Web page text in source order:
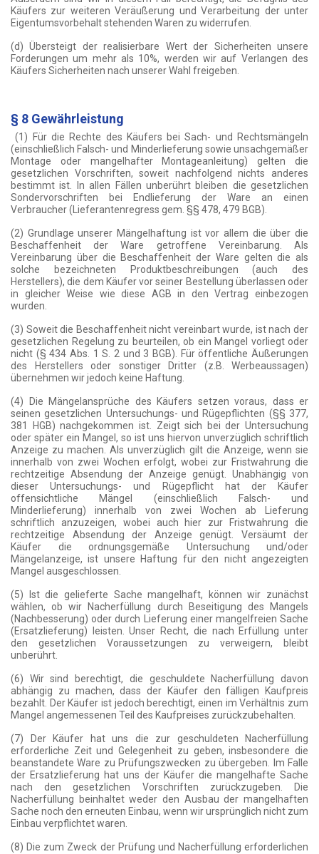
Käufers zur weiteren Veräußerung und Verarbeitung der unter
Eigentumsvorbehalt stehenden Waren zu widerrufen.
(d) Übersteigt der realisierbare Wert der Sicherheiten unsere
Forderungen um mehr als 10%, werden wir auf Verlangen des
Käufers Sicherheiten nach unserer Wahl freigeben.
§ 8 Gewährleistung
(1) Für die Rechte des Käufers bei Sach- und Rechtsmängeln
(einschließlich Falsch- und Minderlieferung sowie unsachgemäßer
Montage oder mangelhafter Montageanleitung) gelten die
gesetzlichen Vorschriften, soweit nachfolgend nichts anderes
bestimmt ist. In allen Fällen unberührt bleiben die gesetzlichen
Sondervorschriften bei Endlieferung der Ware an einen
Verbraucher (Lieferantenregress gem. §§ 478, 479 BGB).
(2) Grundlage unserer Mängelhaftung ist vor allem die über die
Beschaffenheit der Ware getroffene Vereinbarung. Als
Vereinbarung über die Beschaffenheit der Ware gelten die als
solche bezeichneten Produktbeschreibungen (auch des
Herstellers), die dem Käufer vor seiner Bestellung überlassen oder
in gleicher Weise wie diese AGB in den Vertrag einbezogen
wurden.
(3) Soweit die Beschaffenheit nicht vereinbart wurde, ist nach der
gesetzlichen Regelung zu beurteilen, ob ein Mangel vorliegt oder
nicht (§ 434 Abs. 1 S. 2 und 3 BGB). Für öffentliche Äußerungen
des Herstellers oder sonstiger Dritter (z.B. Werbeaussagen)
übernehmen wir jedoch keine Haftung.
(4) Die Mängelansprüche des Käufers setzen voraus, dass er
seinen gesetzlichen Untersuchungs- und Rügepflichten (§§ 377,
381 HGB) nachgekommen ist. Zeigt sich bei der Untersuchung
oder später ein Mangel, so ist uns hiervon unverzüglich schriftlich
Anzeige zu machen. Als unverzüglich gilt die Anzeige, wenn sie
innerhalb von zwei Wochen erfolgt, wobei zur Fristwahrung die
rechtzeitige Absendung der Anzeige genügt. Unabhängig von
dieser Untersuchungs- und Rügepflicht hat der Käufer
offensichtliche Mängel (einschließlich Falsch- und
Minderlieferung) innerhalb von zwei Wochen ab Lieferung
schriftlich anzuzeigen, wobei auch hier zur Fristwahrung die
rechtzeitige Absendung der Anzeige genügt. Versäumt der
Käufer die ordnungsgemäße Untersuchung und/oder
Mängelanzeige, ist unsere Haftung für den nicht angezeigten
Mangel ausgeschlossen.
(5) Ist die gelieferte Sache mangelhaft, können wir zunächst
wählen, ob wir Nacherfüllung durch Beseitigung des Mangels
(Nachbesserung) oder durch Lieferung einer mangelfreien Sache
(Ersatzlieferung) leisten. Unser Recht, die nach Erfüllung unter
den gesetzlichen Voraussetzungen zu verweigern, bleibt
unberührt.
(6) Wir sind berechtigt, die geschuldete Nacherfüllung davon
abhängig zu machen, dass der Käufer den fälligen Kaufpreis
bezahlt. Der Käufer ist jedoch berechtigt, einen im Verhältnis zum
Mangel angemessenen Teil des Kaufpreises zurückzubehalten.
(7) Der Käufer hat uns die zur geschuldeten Nacherfüllung
erforderliche Zeit und Gelegenheit zu geben, insbesondere die
beanstandete Ware zu Prüfungszwecken zu übergeben. Im Falle
der Ersatzlieferung hat uns der Käufer die mangelhafte Sache
nach den gesetzlichen Vorschriften zurückzugeben. Die
Nacherfüllung beinhaltet weder den Ausbau der mangelhaften
Sache noch den erneuten Einbau, wenn wir ursprünglich nicht zum
Einbau verpflichtet waren.
(8) Die zum Zweck der Prüfung und Nacherfüllung erforderlichen